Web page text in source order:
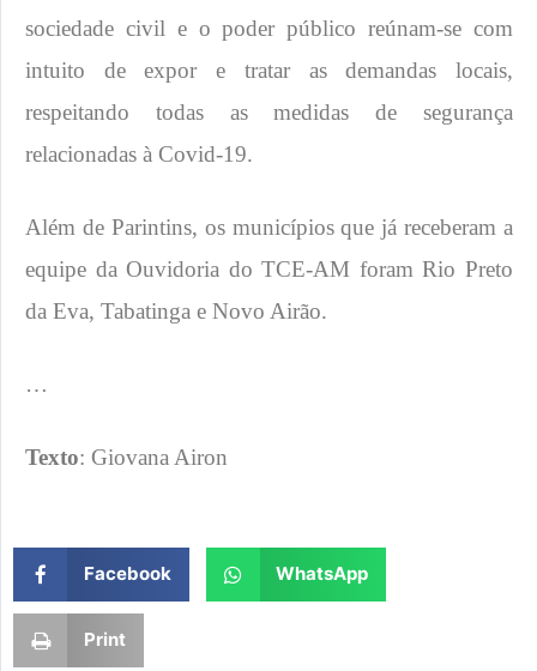
sociedade civil e o poder público reúnam-se com
intuito de expor e tratar as demandas locais,
respeitando todas as medidas de segurança
relacionadas à Covid-19.
Além de Parintins, os municípios que já receberam a
equipe da Ouvidoria do TCE-AM foram Rio Preto
da Eva, Tabatinga e Novo Airão.
​…
Texto: Giovana Airon
Facebook WhatsApp
Print